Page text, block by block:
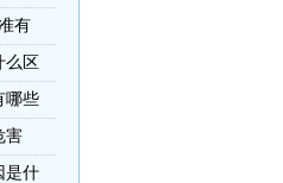
有
么区
哪些
害
是什